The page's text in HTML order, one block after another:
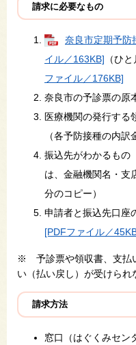
請求に必要なもの
奈良市定期予防
イル／163KB] （ひ
ファイル／176KB]
奈良市の予診票の
医療機関の発行する
（各予防接種の内訳
振込先がわかるもの
は、金融機関名・支
分のコピー）
申請者と振込先口座
[PDFファイル／
※ 予診票や領収書、支払
い（払い戻し）が受けられ
請求方法
窓口（はぐくみセン